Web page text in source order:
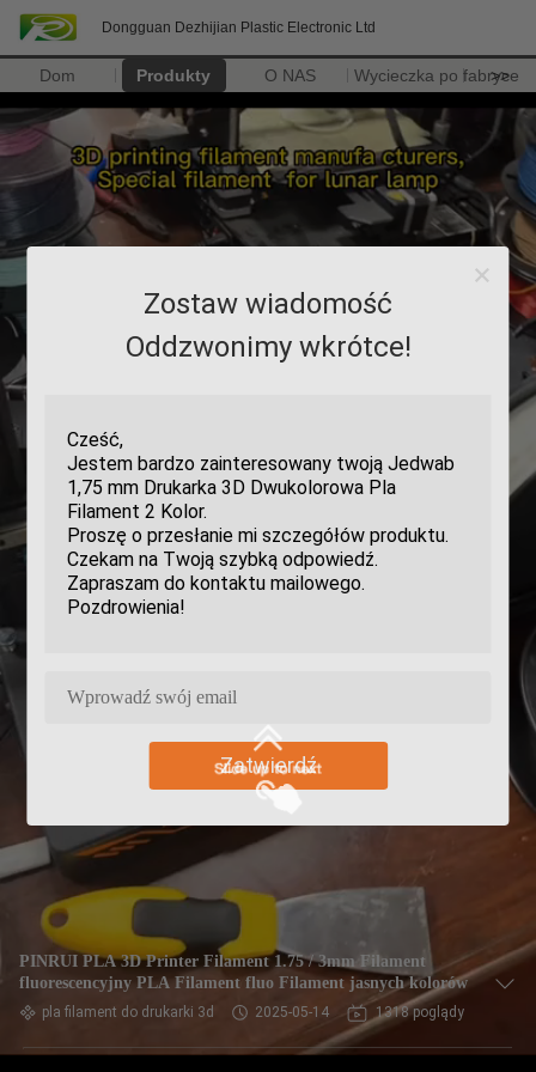
Dongguan Dezhijian Plastic Electronic Ltd
Dom Produkty O NAS Wycieczka po fabryce
>>
Zostaw wiadomość
Oddzwonimy wkrótce!
Zatwierdź
PINRUI PLA 3D Printer Filament 1.75 / 3mm Filament
fluorescencyjny PLA Filament fluo Filament jasnych kolorów
pla filament do drukarki 3d 2025-05-14 1318 poglądy